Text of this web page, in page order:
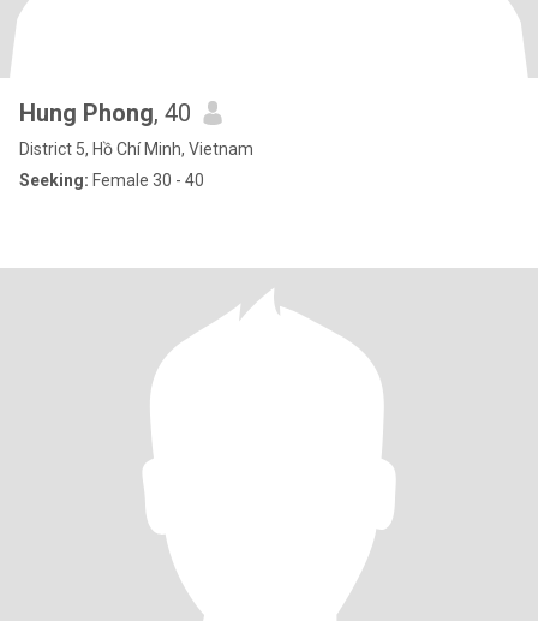
Hung Phong, 40
District 5, Hồ Chí Minh, Vietnam
Seeking: Female 30 - 40